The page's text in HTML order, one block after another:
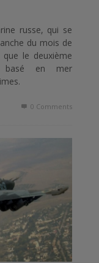
russe, qui se
du mois de
le deuxième
basé en mer
0 Comments